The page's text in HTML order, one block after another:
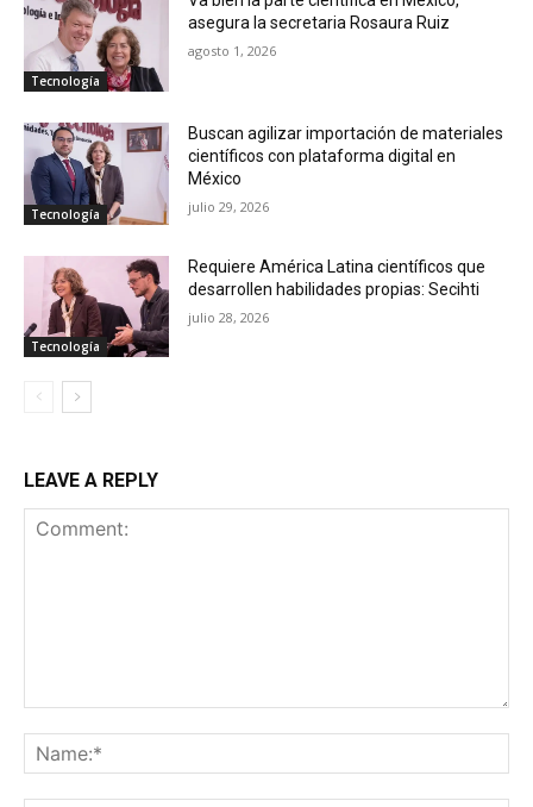
Tecnología
asegura la secretaria Rosaura Ruiz
agosto 1, 2026
Tecnología
Buscan agilizar importación de materiales
científicos con plataforma digital en
México
julio 29, 2026
Tecnología
Requiere América Latina científicos que
desarrollen habilidades propias: Secihti
julio 28, 2026
LEAVE A REPLY